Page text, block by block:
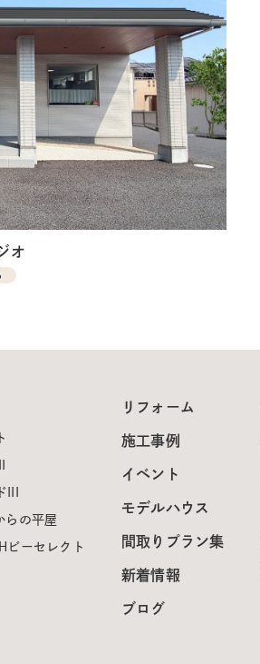
オ
III
らの平屋
ビーセレクト
リフォーム
施工事例
イベント
モデルハウス
間取りプラン集
新着情報
ブログ